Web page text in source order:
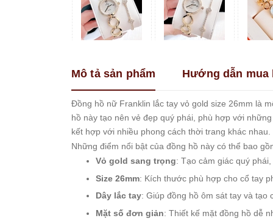
Coach
Franklin
Guess
Jimi
Kemil
Madocy
Marc
Jacobs
Melissa
Michael
Kors
Rivero
Mô tả sản phẩm Hướng dẫn mua
Đồng hồ nữ Franklin lắc tay vỏ gold size 26mm là
hồ này tạo nên vẻ đẹp quý phái, phù hợp với
kết hợp với nhiều phong cách thời trang khác nhau.
Những điểm nổi bật của đồng hồ này có thể bao
Vỏ gold sang trọng: Tạo cảm giác quý
Size 26mm: Kích thước phù hợp cho cổ tay
Dây lắc tay: Giúp đồng hồ ôm sát tay và tạo
Mặt số đơn giản: Thiết kế mặt đồng hồ dễ